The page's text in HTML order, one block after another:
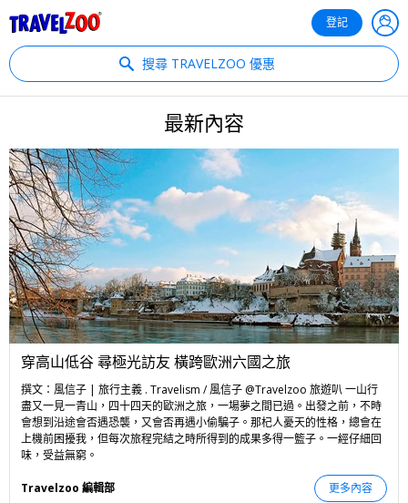
登記
搜尋 TRAVELZOO 優惠
最新內容
穿高山低谷 尋極光訪友 橫跨歐洲六國之旅
撰文：風信子 | 旅行主義 . Travelism / 風信子 @Travelzoo 旅遊叭 一山行
盡又一見一青山，四十四天的歐洲之旅，一場夢之間已過。出發之前，不時
會想到沿途會否遇恐襲，又會否再遇小偷騙子。那杞人憂天的性格，總會在
上機前困擾我，但每次旅程完結之時所得到的成果多得一籃子。一經仔細回
味，受益無窮。
更多內容
Travelzoo 編輯部